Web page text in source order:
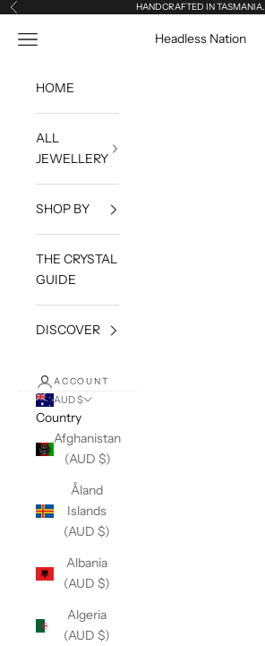
Skip to content
Previous HANDCRAFTED IN TASMANIA.
Headless Nation
Open navigation menu
HOME
ALL
JEWELLERY
SHOP BY
THE CRYSTAL
GUIDE
DISCOVER
ACCOUNT
AUD $
Country
Afghanistan
(AUD $)
Åland
Islands
(AUD $)
Albania
(AUD $)
Algeria
(AUD $)